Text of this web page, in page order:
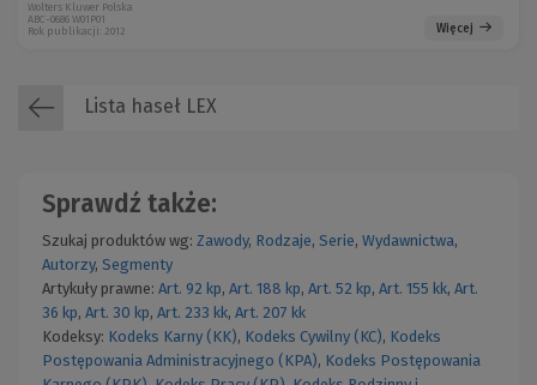
Więcej
Wolters Kluwer Polska
ABC-0686 W01P01
Rok publikacji: 2012
Lista haseł LEX
Sprawdź także:
Szukaj produktów wg: Zawody, Rodzaje, Serie, Wydawnictwa,
Autorzy, Segmenty
Artykuły prawne: Art. 92 kp, Art. 188 kp, Art. 52 kp, Art. 155 kk, Art.
36 kp, Art. 30 kp, Art. 233 kk, Art. 207 kk
Kodeksy: Kodeks Karny (KK), Kodeks Cywilny (KC), Kodeks
Postępowania Administracyjnego (KPA), Kodeks Postępowania